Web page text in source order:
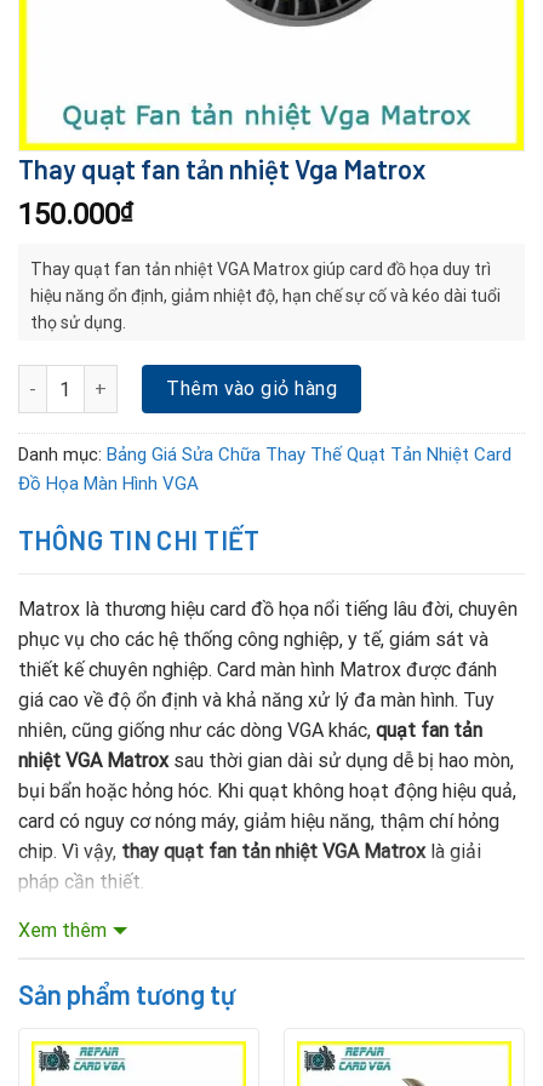
Thay quạt fan tản nhiệt Vga Matrox
150.000₫
Thay quạt fan tản nhiệt VGA Matrox giúp card đồ họa duy trì
hiệu năng ổn định, giảm nhiệt độ, hạn chế sự cố và kéo dài tuổi
thọ sử dụng.
Thay quạt fan tản nhiệt Vga Matrox số lượng
Thêm vào giỏ hàng
Danh mục: Bảng Giá Sửa Chữa Thay Thế Quạt Tản Nhiệt Card
Đồ Họa Màn Hình VGA
THÔNG TIN CHI TIẾT
Matrox là thương hiệu card đồ họa nổi tiếng lâu đời, chuyên
phục vụ cho các hệ thống công nghiệp, y tế, giám sát và
thiết kế chuyên nghiệp. Card màn hình Matrox được đánh
giá cao về độ ổn định và khả năng xử lý đa màn hình. Tuy
nhiên, cũng giống như các dòng VGA khác, quạt fan tản
nhiệt VGA Matroxsau thời gian dài sử dụng dễ bị hao mòn,
bụi bẩn hoặc hỏng hóc. Khi quạt không hoạt động hiệu quả,
card có nguy cơ nóng máy, giảm hiệu năng, thậm chí hỏng
chip. Vì vậy, thay quạt fan tản nhiệt VGA Matroxlà giải
pháp cần thiết.
Duy trì hiệu suất:
VGA Matrox phục vụ trong môi trường
Xem thêm
Sản phẩm tương tự